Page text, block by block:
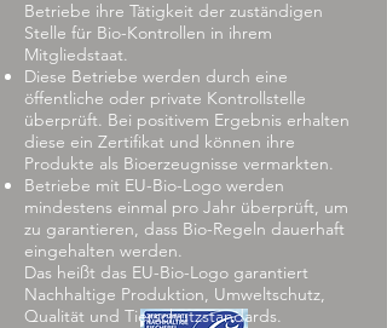
Betriebe ihre Tätigkeit der zuständigen
Stelle für Bio-Kontrollen in ihrem
Mitgliedstaat.
Diese Betriebe werden durch eine
öffentliche oder private Kontrollstelle
überprüft. Bei positivem Ergebnis erhalten
diese ein Zertifikat und können ihre
Produkte als Bioerzeugnisse vermarkten.
Betriebe mit EU-Bio-Logo werden
mindestens einmal pro Jahr überprüft, um
zu garantieren, dass Bio-Regeln dauerhaft
eingehalten werden.
Das heißt das EU-Bio-Logo garantiert
Nachhaltige Produktion, Umweltschutz,
Qualität und Tierschutzstandards.